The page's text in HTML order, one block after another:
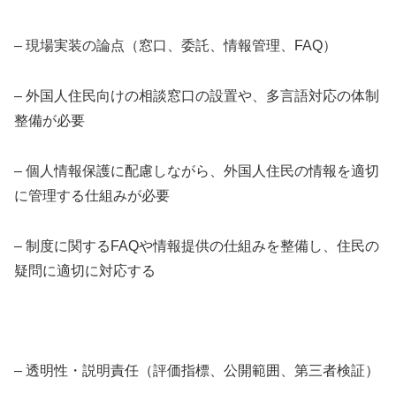
– 現場実装の論点（窓口、委託、情報管理、FAQ）
– 外国人住民向けの相談窓口の設置や、多言語対応の体制
整備が必要
– 個人情報保護に配慮しながら、外国人住民の情報を適切
に管理する仕組みが必要
– 制度に関するFAQや情報提供の仕組みを整備し、住民の
疑問に適切に対応する
– 透明性・説明責任（評価指標、公開範囲、第三者検証）